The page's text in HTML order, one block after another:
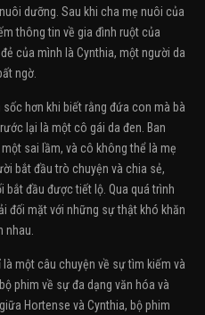
dưỡng. Sau khi cha mẹ nuôi của
thông tin về gia đình ruột của
của mình là Cynthia, một người da
ngờ.
hơn khi biết rằng đứa con mà bà
lại là một cô gái da đen. Ban
sai lầm, và cô không thể là mẹ
bắt đầu trò chuyện và chia sẻ,
bắt đầu được tiết lộ. Qua quá trình
đối mặt với những sự thật khó khăn
nhau.
là một câu chuyện về sự tìm kiếm và
phim về sự đa dạng văn hóa và
Hortense và Cynthia, bộ phim